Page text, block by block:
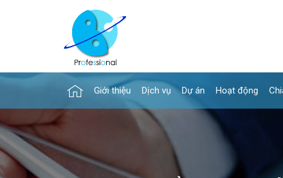
Giới thiệu Dịch vụ Dự án Hoạt động